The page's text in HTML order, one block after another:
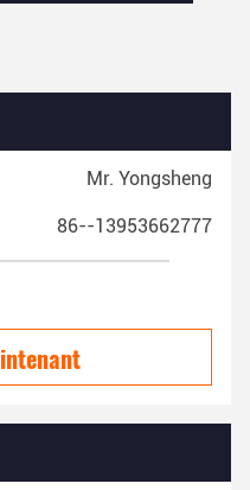
Mr. Yongsheng
86--13953662777